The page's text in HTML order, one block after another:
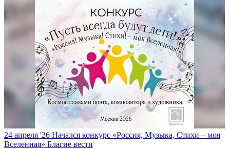
24 апреля '26 Начался конкурс «Россия, Музыка, Стихи – моя
Вселенная» Благие вести